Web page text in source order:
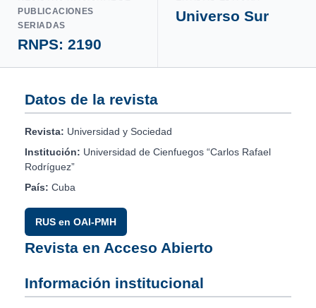
PUBLICACIONES
SERIADAS
RNPS: 2190
Universo Sur
Datos de la revista
Revista: Universidad y Sociedad
Institución: Universidad de Cienfuegos “Carlos Rafael
Rodríguez”
País: Cuba
RUS en OAI-PMH
Revista en Acceso Abierto
Información institucional